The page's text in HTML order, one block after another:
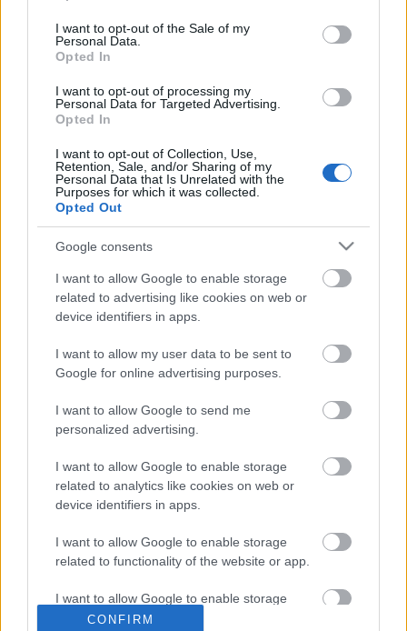
use your data for below specified purposes in below Google
consent section.
I want to opt-out of the Sale of my
Personal Data.
Opted In
I want to opt-out of processing my
Personal Data for Targeted Advertising.
Opted In
I want to opt-out of Collection, Use,
Retention, Sale, and/or Sharing of my
Personal Data that Is Unrelated with the
Purposes for which it was collected.
Opted Out
Google consents
I want to allow Google to enable storage
related to advertising like cookies on web or
device identifiers in apps.
I want to allow my user data to be sent to
Google for online advertising purposes.
I want to allow Google to send me
personalized advertising.
I want to allow Google to enable storage
related to analytics like cookies on web or
device identifiers in apps.
I want to allow Google to enable storage
related to functionality of the website or app.
I want to allow Google to enable storage
related to personalization.
CONFIRM
Másik kutatási eredményem a közösségépítéssel
kapcsolatos. Arra a megállapításra jutottam, hogy a
szakmabeliek nem tulajdonítanak megfelelő
fontosságot a közösségépítésnek. Pedig a színház
köré való közösség szervezése összevágna az interjúk
során a leghatékonyabb reklámeszköznek nevezett
szájreklám erősítésével. Az online
marketingeszközök több lehetőséget is biztosítanak
ehhez a lépéshez.
Vizsgálataim megerősítették előzetes hipotézisemet,
amit a bevezetésben is kifejtettem, hogy fontos az
online marketing a színházak életében, de még nem
tudják megfelelően használni, nem mindig nyerik el
a nézők tetszését. Az viszont biztos, hogy mind a
nézőknek, mind a szakmának van igénye ennek a
platformnak a használatára."
A teljes 38 oldalas tanulmány letölthető innen:A
kulisszákon túl.pdf
Ajánlott bejegyzések: